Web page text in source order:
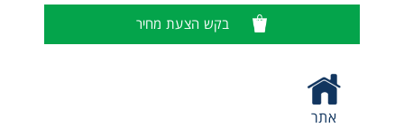
בקש הצעת מחיר
אתר